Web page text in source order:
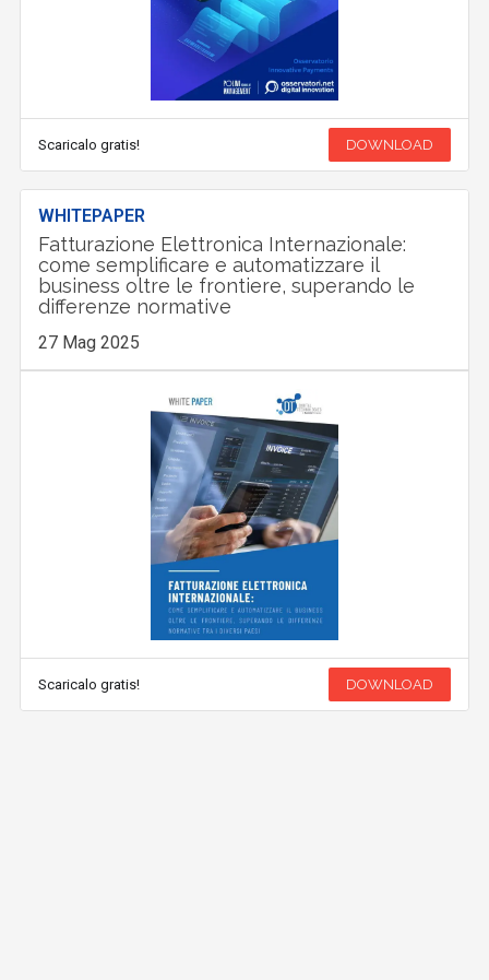
Scaricalo gratis! DOWNLOAD
WHITEPAPER
Fatturazione Elettronica Internazionale:
come semplificare e automatizzare il
business oltre le frontiere, superando le
differenze normative
27 Mag 2025
Scaricalo gratis! DOWNLOAD